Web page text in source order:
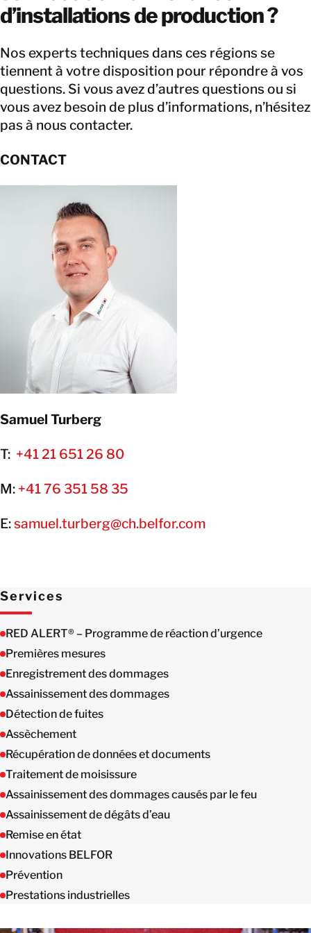
Services
RED ALERT® – Programme de réaction d’urgence
Premières mesures
Enregistrement des dommages
Assainissement des dommages
Détection de fuites
Assèchement
Récupération de données et documents
Traitement de moisissure
Assainissement des dommages causés par le feu
Assainissement de dégâts d’eau
Remise en état
Innovations BELFOR
Prévention
Prestations industrielles
d’installations de production ?
Nos experts techniques dans ces régions se
tiennent à votre disposition pour répondre à vos
questions. Si vous avez d’autres questions ou si
vous avez besoin de plus d’informations, n’hésitez
pas à nous contacter.
CONTACT
Samuel Turberg
T: +41 21 651 26 80
M: +41 76 351 58 35
E:samuel.turberg@ch.belfor.com